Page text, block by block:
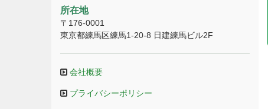
所在地
〒176-0001
東京都練馬区練馬1-20-8 日建練馬ビル2F
会社概要
プライバシーポリシー